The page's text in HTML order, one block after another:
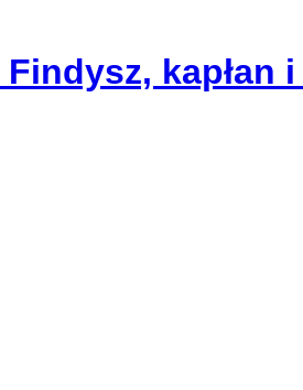
Findysz, kapłan